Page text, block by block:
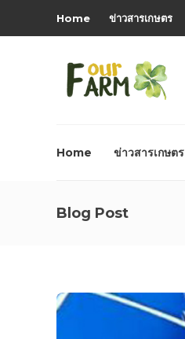
Home ข่าวสารเกษตร
Home ข่าวสารเกษตร
Blog Post